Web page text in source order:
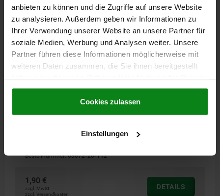
anbieten zu können und die Zugriffe auf unsere Website
zu analysieren. Außerdem geben wir Informationen zu
Ihrer Verwendung unserer Website an unsere Partner für
soziale Medien, Werbung und Analysen weiter. Unsere
Partner führen diese Informationen möglicherweise mit
weiteren Daten zusammen, die Sie ihnen bereitgestellt
gesammelt haben.Cookie Richtlinien
Datenschutz|AGB
Cookies zulassen
Einstellungen
FEDERNDES DRUCKSTÜCK STANDARD FEDERKRAFT,
KOMP:STAHL
MATERIAL KOMPONENTE=STAHL AUSSENDURCHMESSER=12
LÄNGE=24 D1=10 D2=12,05 HUB=3,2
FEDERKRAFT ANFANG F1 CA. N=54
Bestellnummer:03072-20-112
1,90 €
zzgl. MwSt.
zzgl. Versandkosten
DETAILS